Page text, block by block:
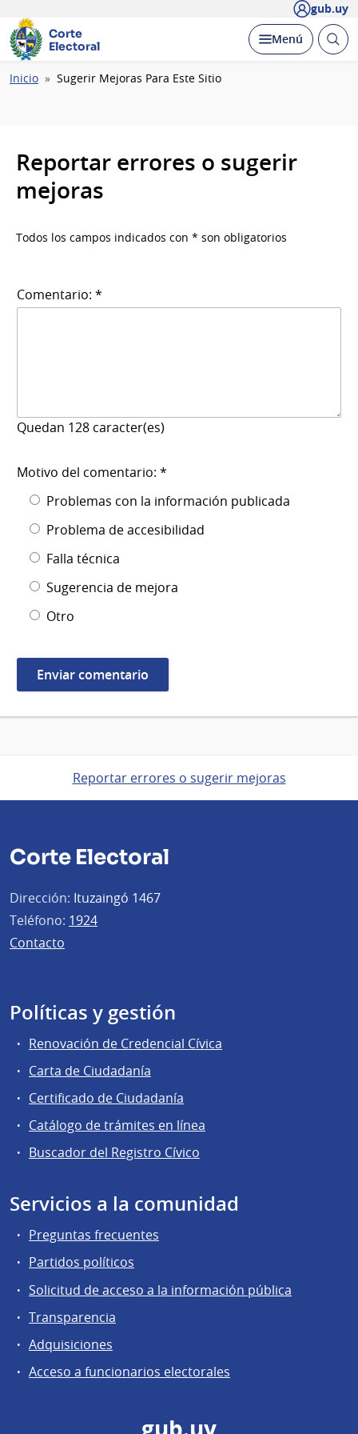
gub.uy
Corte
Electoral
Desplegar
Menú Abrir
Ruta
Inicio Sugerir Mejoras Para Este Sitio
Reportar errores o sugerir
mejoras
Todos los campos indicados con * son obligatorios
Comentario: *
Quedan 128 caracter(es)
Motivo del comentario: *
Problemas con la información publicada
Problema de accesibilidad
Falla técnica
Sugerencia de mejora
Otro
Reportar errores o sugerir mejoras
Corte Electoral
Dirección: Ituzaingó 1467
Teléfono: 1924
Contacto
Políticas y gestión
Renovación de Credencial Cívica
Carta de Ciudadanía
Certificado de Ciudadanía
Catálogo de trámites en línea
Buscador del Registro Cívico
Servicios a la comunidad
Preguntas frecuentes
Partidos políticos
Solicitud de acceso a la información pública
Transparencia
Adquisiciones
Acceso a funcionarios electorales